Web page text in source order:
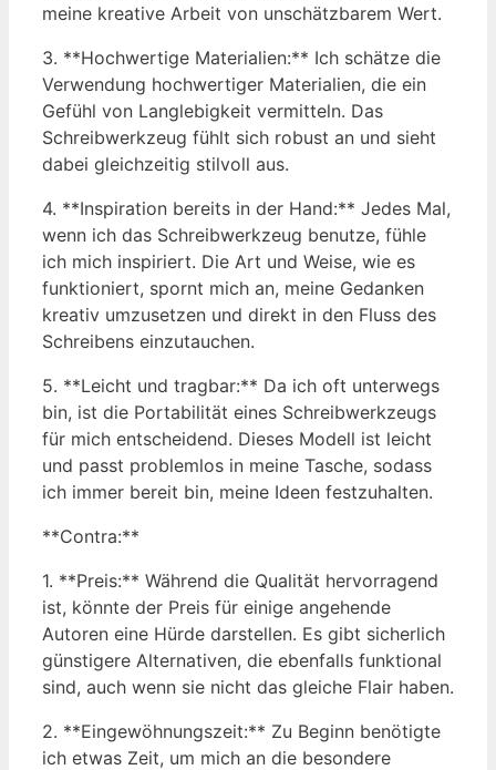
meine kreative Arbeit von unschätzbarem Wert.
3. **Hochwertige Materialien:** Ich schätze die
Verwendung hochwertiger Materialien, die ein
Gefühl von Langlebigkeit vermitteln. Das
Schreibwerkzeug fühlt sich robust an und sieht
dabei gleichzeitig stilvoll aus.
4. **Inspiration bereits in der Hand:** Jedes Mal,
wenn ich das Schreibwerkzeug benutze, fühle
ich mich inspiriert. Die Art und Weise, wie es
funktioniert, spornt mich an, meine Gedanken
kreativ umzusetzen und direkt in den Fluss des
Schreibens einzutauchen.
5. **Leicht und tragbar:** Da ich oft unterwegs
bin, ist die Portabilität eines Schreibwerkzeugs
für mich entscheidend. Dieses Modell ist leicht
und passt problemlos in meine Tasche, sodass
ich immer bereit bin, meine Ideen festzuhalten.
**Contra:**
1. **Preis:** Während die Qualität hervorragend
ist, könnte der Preis für einige angehende
Autoren eine Hürde darstellen. Es gibt sicherlich
günstigere Alternativen, die ebenfalls funktional
sind, auch wenn sie nicht das gleiche Flair haben.
2. **Eingewöhnungszeit:** Zu Beginn benötigte
ich etwas Zeit, um mich an die besondere